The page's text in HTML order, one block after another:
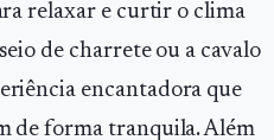
relaxar e curtir o clima
de charrete ou a cavalo
encantadora que
de forma tranquila. Além